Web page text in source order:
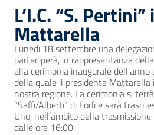
L’I.C. “S.
Mattarella
Lunedì 18 settembre una
parteciperà, in rappresentanza
alla cerimonia inaugurale dell'anno
della quale il presidente
nostra regione. La cerimonia si terrà
“Saffi/Alberti” di Forlì e sarà
Uno, nell’ambito della trasmissione
dalle ore 16:00.